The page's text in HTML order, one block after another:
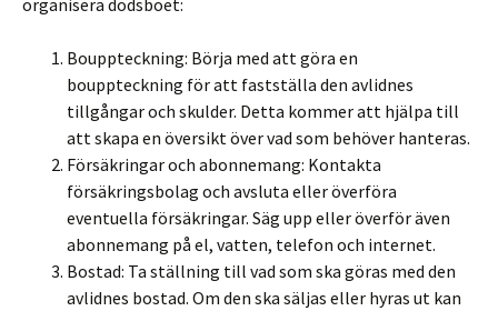
organisera dödsboet:
Bouppteckning: Börja med att göra en
bouppteckning för att fastställa den avlidnes
tillgångar och skulder. Detta kommer att hjälpa till
att skapa en översikt över vad som behöver hanteras.
Försäkringar och abonnemang: Kontakta
försäkringsbolag och avsluta eller överföra
eventuella försäkringar. Säg upp eller överför även
abonnemang på el, vatten, telefon och internet.
Bostad: Ta ställning till vad som ska göras med den
avlidnes bostad. Om den ska säljas eller hyras ut kan